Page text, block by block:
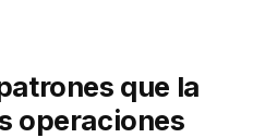
que la
operaciones